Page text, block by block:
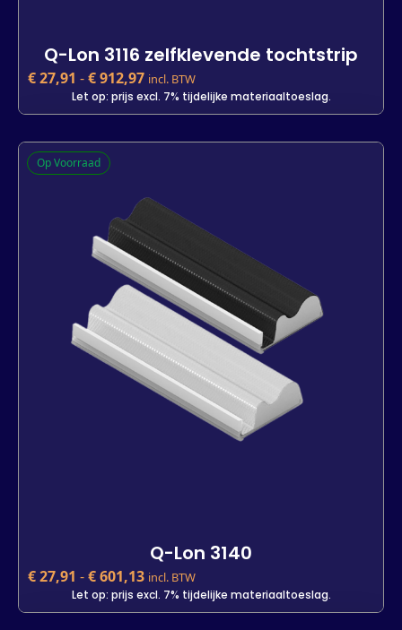
Q-Lon 3116 zelfklevende tochtstrip
€27,91 -€912,97 incl. BTW
Let op: prijs excl. 7% tijdelijke materiaaltoeslag.
Q-Lon 3116 zelfklevende tochtstrip
€27,91 incl. BTW
7 m 25 m 600 m
+
In winkelwagen
Op Voorraad
Q-Lon 3140
€27,91 -€601,13 incl. BTW
Let op: prijs excl. 7% tijdelijke materiaaltoeslag.